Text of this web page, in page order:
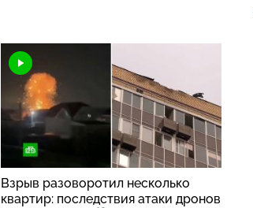
Взрыв разоворотил несколько
квартир: последствия атаки дронов